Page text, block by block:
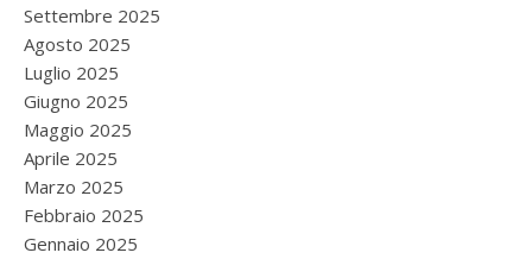
Settembre 2025
Agosto 2025
Luglio 2025
Giugno 2025
Maggio 2025
Aprile 2025
Marzo 2025
Febbraio 2025
Gennaio 2025